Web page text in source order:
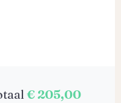
€ 205,00